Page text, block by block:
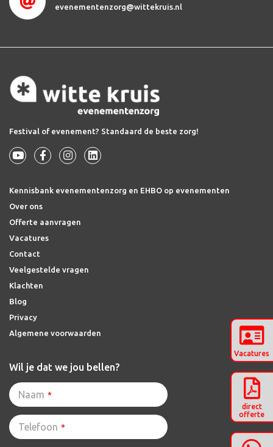
Vacatures
direct
offerte
evenementenzorg@wittekruis.nl
Festival of evenement? Standaard de beste zorg!
Kennisbank evenementenzorg en EHBO op evenementen
Over ons
Offerte aanvragen
Vacatures
Contact
Veelgestelde vragen
Klachten
Blog
Privacy
Algemene voorwaarden
Wil je dat we jou bellen?
Contact
Email *
Naam *
Telefoon *